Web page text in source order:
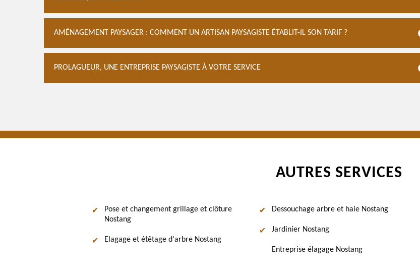
AMÉNAGEMENT PAYSAGER : COMMENT UN ARTISAN PAYSAGISTE ÉTABLIT-IL SON TARIF ?
PROLAGUEUR, UNE ENTREPRISE PAYSAGISTE À VOTRE SERVICE
AUTRES SERVICES
Pose et changement grillage et clôture
Nostang
Elagage et étêtage d'arbre Nostang
Dessouchage arbre et haie Nostang
Jardinier Nostang
Entreprise élagage Nostang